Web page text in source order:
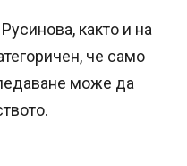
както и на
че само
може да